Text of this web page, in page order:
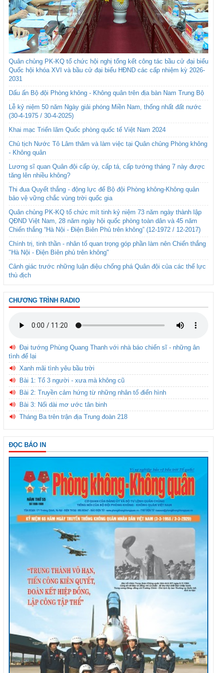
Quân chủng PK-KQ tổ chức hội nghị tổng kết công tác bầu cử đại biểu
Quốc hội khóa XVI và bầu cử đại biểu HĐND các cấp nhiệm kỳ 2026-
2031
Dấu ấn Bộ đội Phòng không - Không quân trên địa bàn Nam Trung Bộ
Lễ kỷ niệm 50 năm Ngày giải phóng Miền Nam, thống nhất đất nước
(30-4-1975 / 30-4-2025)
Khai mạc Triển lãm Quốc phòng quốc tế Việt Nam 2024
Chủ tịch Nước Tô Lâm thăm và làm việc tại Quân chủng Phòng không
- Không quân
Lương sĩ quan Quân đội cấp úy, cấp tá, cấp tướng tháng 7 này được
tăng lên nhiều không?
Thi đua Quyết thắng - động lực để Bộ đội Phòng không-Không quân
bảo vệ vững chắc vùng trời quốc gia
Quân chủng PK-KQ tổ chức mít tinh kỷ niệm 73 năm ngày thành lập
QĐND Việt Nam, 28 năm ngày hội quốc phòng toàn dân và 45 năm
Chiến thắng “Hà Nội - Điện Biên Phủ trên không” (12-1972 / 12-2017)
Chính trị, tinh thần - nhân tố quan trọng góp phần làm nên Chiến thắng
"Hà Nội - Điện Biên phủ trên không"
Cảnh giác trước những luận điệu chống phá Quân đội của các thế lực
thù địch
CHƯƠNG TRÌNH RADIO
Đại tướng Phùng Quang Thanh với nhà báo chiến sĩ - những ân
tình để lại
Xanh mãi tình yêu bầu trời
Bài 1: Tổ 3 người - xưa mà không cũ
Bài 2: Truyền cảm hứng từ những nhân tố điển hình
Bài 3: Nối dài mơ ước tân binh
Tháng Ba trên trận địa Trung đoàn 218
ĐỌC BÁO IN